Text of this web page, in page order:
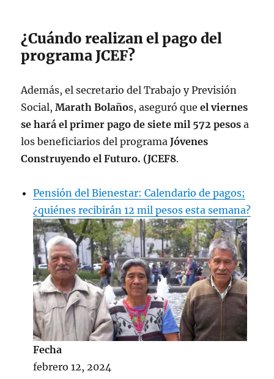
(@A_MontielR)January 25, 2024
¿Cuándo realizan el pago del
programa JCEF?
Además, el secretario del Trabajo y Previsión
Social,Marath Bolaños, aseguró queel viernes
se hará el primer pago de siete mil 572 pesosa
los beneficiarios del programaJóvenes
Construyendo el Futuro. (JCEF8.
Pensión del Bienestar: Calendario de pagos;
¿quiénes recibirán 12 mil pesos esta semana?
Fecha
febrero 12, 2024